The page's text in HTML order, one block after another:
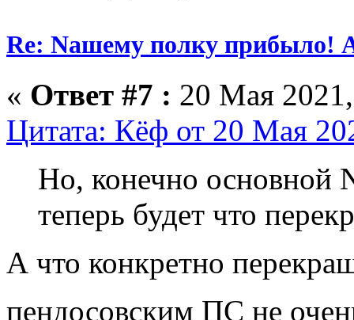
Re: Nашему полку прибыло!
« Ответ #7 : 20 Мая
Цитата: Кёф от 20 Мая
Но, конечно основной
теперь будет что
А что конкретно
пендосовским ПС не